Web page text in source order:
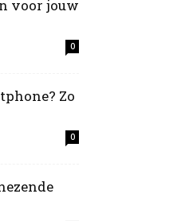
voor jouw
0
Zo
0